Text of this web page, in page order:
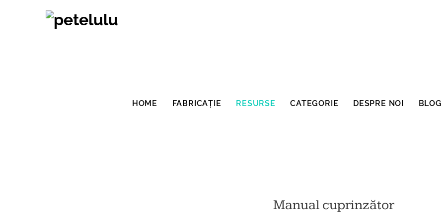
HOME FABRICAȚIE RESURSE CATEGORIE DESPRE NOI BLOG
Manual cuprinzător